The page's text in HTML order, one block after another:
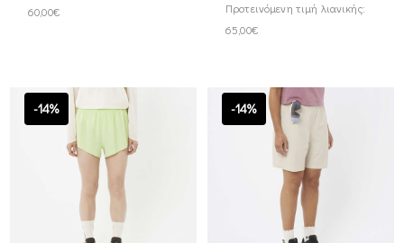
60,00€
Προτεινόμενη τιμή λιανικής:
65,00€
-14% -14%